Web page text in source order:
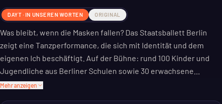
DAYT · IN UNSEREN WORTEN ORIGINAL
Was bleibt, wenn die Masken fallen? Das Staatsballett Berlin
zeigt eine Tanzperformance, die sich mit Identität und dem
eigenen Ich beschäftigt. Auf der Bühne: rund 100 Kinder und
Jugendliche aus Berliner Schulen sowie 30 erwachsene
Hobbytänzer.
Mehr anzeigen